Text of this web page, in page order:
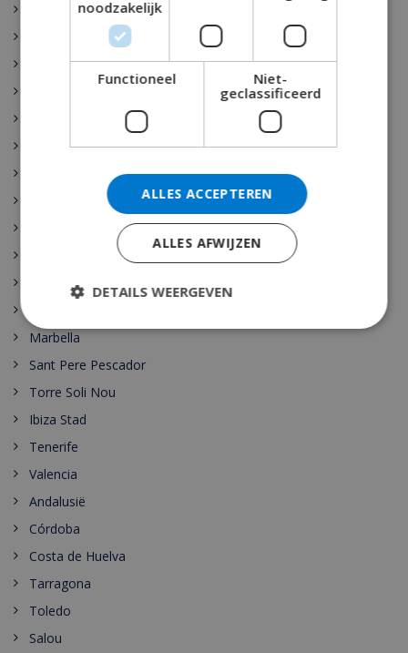
Sant Josep de sa Talaia
Vidreres
Santa Cristina de Aro
Pollensa
Cala Vadella
Marbella
Sant Pere Pescador
Torre Soli Nou
Ibiza Stad
Tenerife
Valencia
Andalusië
Córdoba
Costa de Huelva
Tarragona
Toledo
Salou
noodzakelijk
Functioneel
Niet-
geclassificeerd
ALLES ACCEPTEREN
ALLES AFWIJZEN
DETAILS WEERGEVEN